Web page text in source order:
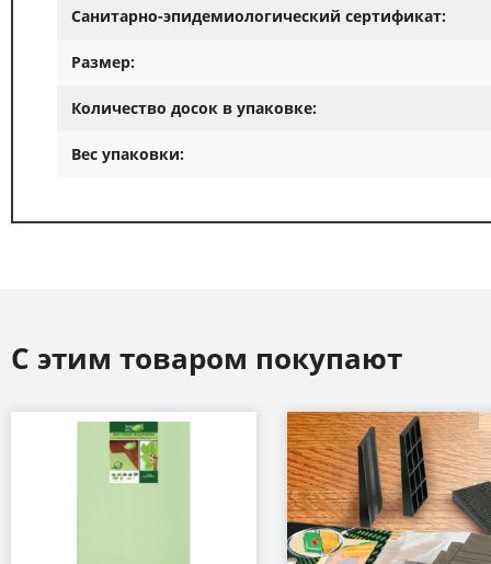
Санитарно-эпидемиологический сертификат:
Размер:
Количество досок в упаковке:
Вес упаковки:
С этим товаром покупают